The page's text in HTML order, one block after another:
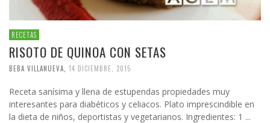
RECETAS
RISOTO DE QUINOA CON SETAS
BEBA VILLANUEVA 14 DICIEMBRE, 2015
Receta sanísima y llena de estupendas propiedades muy
interesantes para diabéticos y celiacos. Plato imprescindible en
la dieta de niños, deportistas y vegetarianos. Ingredientes: 1 ...